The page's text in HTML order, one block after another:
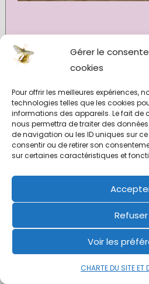
Gérer le
cookies
Pour offrir les meilleures expériences,
technologies telles que les cookies
informations des appareils. Le fait de
nous permettra de traiter des
de navigation ou les ID uniques sur ce
consentir ou de retirer son
sur certaines caractéristiques et
Refuser
Voir les
CHARTE DU SITE ET